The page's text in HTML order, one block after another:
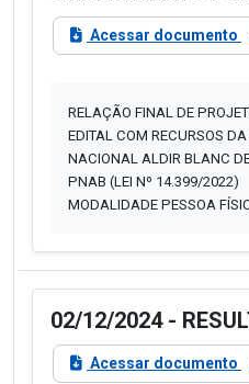
Acessar documento
RELAÇÃO FINAL DE
EDITAL COM RECURSOS
NACIONAL ALDIR BLANC
PNAB (LEI Nº 14.399/2022)
MODALIDADE PESSOA
02/12/2024 -
Acessar documento